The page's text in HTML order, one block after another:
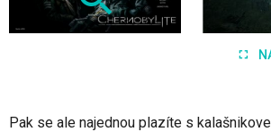
Pak se ale najednou plazíte s